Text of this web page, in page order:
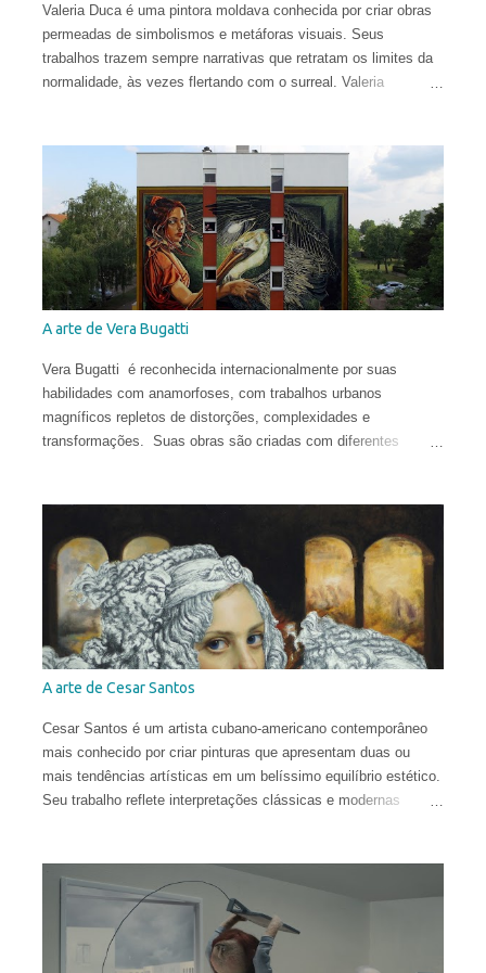
Valeria Duca é uma pintora moldava conhecida por criar obras
permeadas de simbolismos e metáforas visuais. Seus
trabalhos trazem sempre narrativas que retratam os limites da
normalidade, às vezes flertando com o surreal. Valeria
apenas 12 anos. Aos 17, mudou-se para o Reino Unido, onde
estudou História da Arte na Universidade de St Andrews.
Depois de viver e pintar profissionalmente por alguns anos em
Oslo, Noruega, recentemente ela mudou-se para Washington
DC. Suas obras circulam o planeta e integram as coleções
permanentes de vários museus do Leste Europeu.
A arte de Vera Bugatti
Vera Bugatti é reconhecida internacionalmente por suas
habilidades com anamorfoses, com trabalhos urbanos
magníficos repletos de distorções, complexidades e
transformações. Suas obras são criadas com diferentes
pesquisa em Mântua com uma tese dedicada aos tratados
heterodoxos do século XVI. Publicou ensaios sobre pesquisa
histórica e iconológica e colaborou com redações.
A arte de Cesar Santos
Cesar Santos é um artista cubano-americano contemporâneo
mais conhecido por criar pinturas que apresentam duas ou
mais tendências artísticas em um belíssimo equilíbrio estético.
Seu trabalho reflete interpretações clássicas e modernas
conceitual para criar obras que são provocantes e dramáticas.
Santos estudou no Miami Dade College, onde obteve o diploma
em 2003. Depois, frequentou a New World School of the Arts e,
pouco antes de se formar como Bacharel em Belas Artes,